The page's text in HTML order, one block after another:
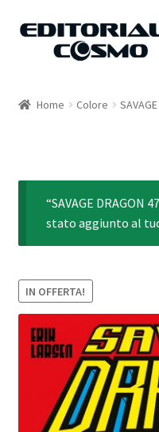
Vai
Vai
Il mio account
Home Colore
“SAVAGE DRAGON
stato aggiunto al
IN OFFERTA!